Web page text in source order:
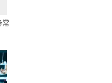
常